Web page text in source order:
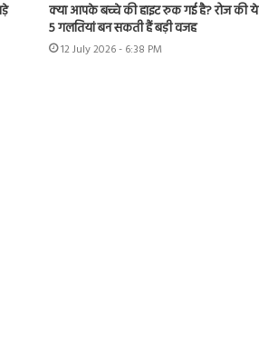
क्या आपके बच्चे की हाइट रुक गई है? रोज की ये
5 गलतियां बन सकती हैं बड़ी वजह
12 July 2026 - 6:38 PM